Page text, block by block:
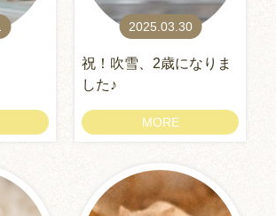
2025.03.30
祝！吹雪、2歳になりま
した♪
MORE